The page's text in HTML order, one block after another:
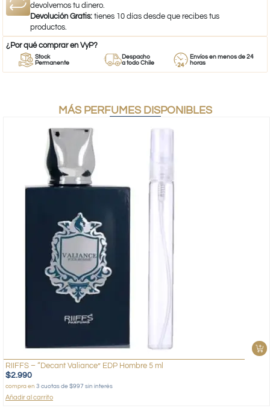
devolvemos tu dinero.
Devolución Gratis: tienes 10 días desde que recibes tus
productos.
¿Por qué comprar en VyP?
Stock
Permanente
Despacho
a todo Chile
Envíos en menos de 24
horas
MÁS PERFUMES DISPONIBLES
RIIFFS – “Decant Valiance” EDP Hombre 5 ml
$2.990
compra en 3 cuotas de $997 sin interés
Añadir al carrito